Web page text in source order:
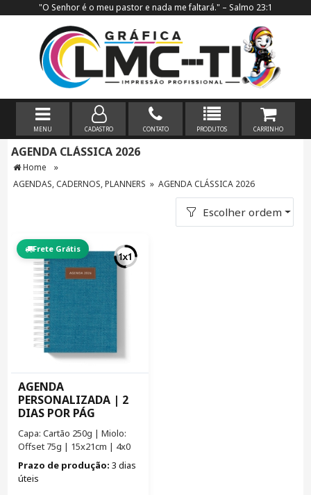
"O Senhor é o meu pastor e nada me faltará." – Salmo 23:1
MENU CADASTRO CONTATO PRODUTOS CARRINHO
AGENDA CLÁSSICA 2026
Home »
AGENDAS, CADERNOS, PLANNERS » AGENDA CLÁSSICA 2026
Escolher ordem
Frete Grátis
AGENDA
PERSONALIZADA | 2
DIAS POR PÁG
Capa: Cartão 250g | Miolo:
Offset 75g | 15x21cm | 4x0
Prazo de produção: 3 dias
úteis